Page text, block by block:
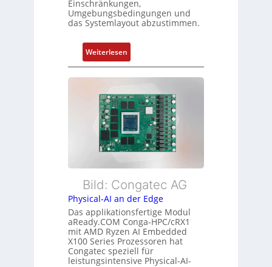
s
t
d
b
e
r
w
a
u
n
g
f
ü
r
m
e
h
r
L
e
i
s
t
n
g
Einschränkungen,
Umgebungsbedingungen und
das Systemlayout abzustimmen.
Weiterlesen:
F
l
x
i
b
l
e
E
h
e
r
c
a
t
Bild: Congatec AG
Physical-AI an der Edge
Das applikationsfertige Modul
aReady.COM Conga-HPC/cRX1
mit AMD Ryzen AI Embedded
X100 Series Prozessoren hat
Congatec speziell für
leistungsintensive Physical-AI-